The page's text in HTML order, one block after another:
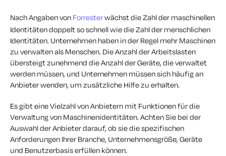
Nach Angaben von Forresterwächst die Zahl der maschinellen
Identitäten doppelt so schnell wie die Zahl der menschlichen
Identitäten. Unternehmen haben in der Regel mehr Maschinen
zu verwalten als Menschen. Die Anzahl der Arbeitslasten
übersteigt zunehmend die Anzahl der Geräte, die verwaltet
werden müssen, und Unternehmen müssen sich häufig an
Anbieter wenden, um zusätzliche Hilfe zu erhalten.
Es gibt eine Vielzahl von Anbietern mit Funktionen für die
Verwaltung von Maschinenidentitäten. Achten Sie bei der
Auswahl der Anbieter darauf, ob sie die spezifischen
Anforderungen Ihrer Branche, Unternehmensgröße, Geräte
und Benutzerbasis erfüllen können.